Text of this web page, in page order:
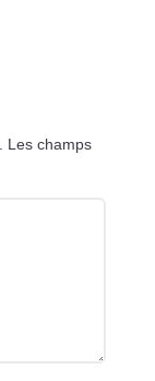
Les champs